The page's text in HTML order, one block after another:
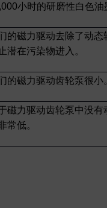
小时的研磨性白色油
的磁力驱动去除了动
潜在污染物进入。
的磁力驱动齿轮泵很小
磁力驱动齿轮泵中没
常低。